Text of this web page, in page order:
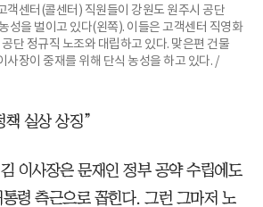
객센터(콜센터) 직원들이 강원도 원주시 공단
성을 벌이고 있다(왼쪽). 이들은 고객센터 직영화
단 정규직 노조와 대립하고 있다. 맞은편 건물
사장이 중재를 위해 단식 농성을 하고 있다. /
실상 상징”
이사장은 문재인 정부 공약 수립에도
령 측근으로 꼽힌다. 그런 그마저 노